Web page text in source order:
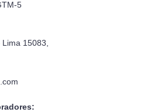
5
Lima 15083,